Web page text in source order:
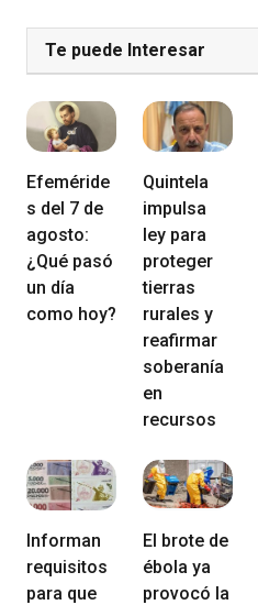
Te puede Interesar
Efeméride
s del 7 de
agosto:
¿Qué pasó
un día
como hoy?
Quintela
impulsa
ley para
proteger
tierras
rurales y
reafirmar
soberanía
en
recursos
Informan
requisitos
para que
El brote de
ébola ya
provocó la